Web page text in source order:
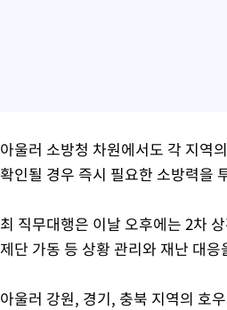
아울러 소방청 차원에서도 각 지역
확인될 경우 즉시 필요한 소방력을
최 직무대행은 이날 오후에는 2차
제단 가동 등 상황 관리와 재난 대
아울러 강원, 경기, 충북 지역의 호